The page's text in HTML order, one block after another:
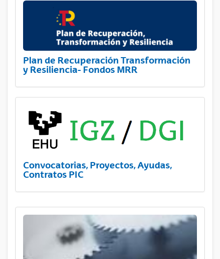
Plan de Recuperación Transformación
y Resiliencia- Fondos MRR
Convocatorias, Proyectos, Ayudas,
Contratos PIC